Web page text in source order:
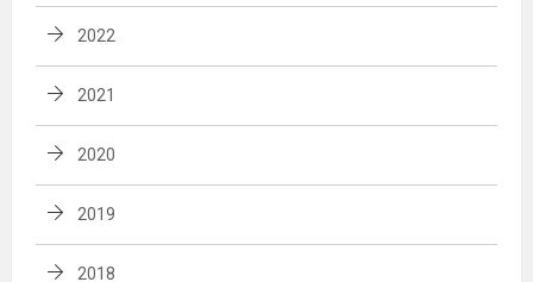
2022
2021
2020
2019
2018